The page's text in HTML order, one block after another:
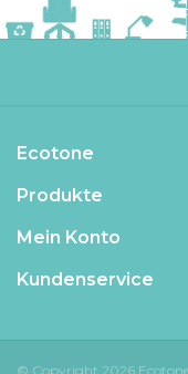
Ecotone
Produkte
Mein Konto
Kundenservice
© Copyright 2026